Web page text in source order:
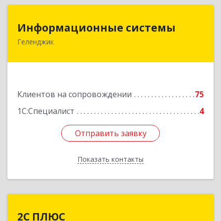
Информационные системы
Геленджик
Клиентов на сопровождении
75
1С:Специалист
4
Отправить заявку
Показать контакты
353475, Краснодарский край, Геленджик г,
Отправить заявку
Назад
2С ПЛЮС